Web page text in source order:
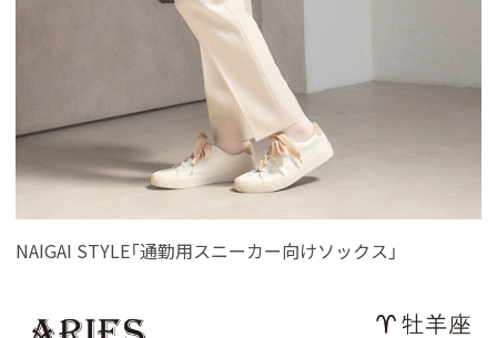
NAIGAI STYLE「通勤用スニーカー向けソックス」